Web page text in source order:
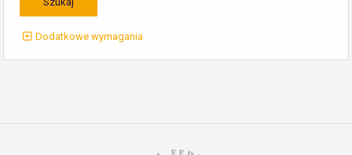
Dodatkowe wymagania